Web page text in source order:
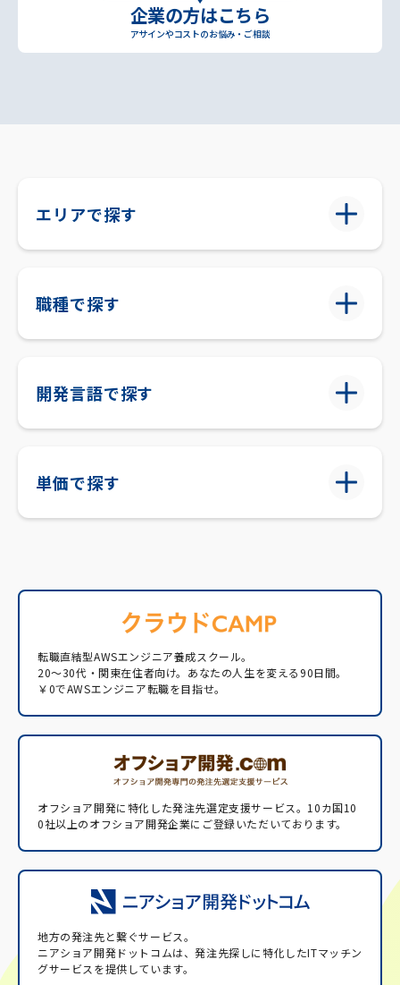
企業の方はこちら
アサインやコストのお悩み・ご相談
エリアで探す
職種で探す
開発言語で探す
単価で探す
転職直結型AWSエンジニア養成スクール。
20〜30代・関東在住者向け。あなたの人生を変える90日間。
￥0でAWSエンジニア転職を目指せ。
オフショア開発に特化した発注先選定支援サービス。 10カ国10
0社以上のオフショア開発企業にご登録いただいております。
地方の発注先と繋ぐサービス。
ニアショア開発ドットコムは、発注先探しに特化したITマッチン
グサービスを提供しています。